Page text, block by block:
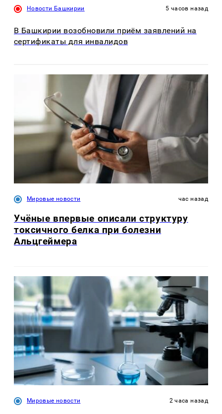
Новости Башкирии 5 часов назад
В Башкирии возобновили приём заявлений на
сертификаты для инвалидов
Мировые новости час назад
Учёные впервые описали структуру
токсичного белка при болезни
Альцгеймера
Мировые новости 2 часа назад